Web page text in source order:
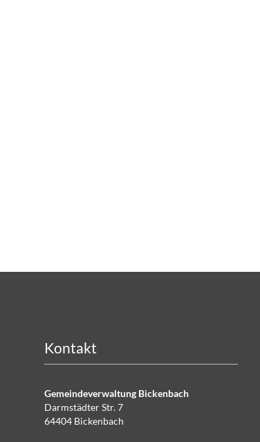
Kontakt
Gemeindeverwaltung Bickenbach
Darmstädter Str. 7
64404 Bickenbach